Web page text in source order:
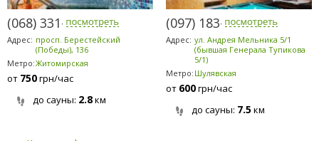
(068) 331-4141
Адрес: просп. Берестейский
(Победы), 136
Метро:Житомирская
от 750грн/час
до сауны: 2.8км
(097) 183-9184
Адрес: ул. Андрея Мельника 5/1
(бывшая Генерала Тупикова
5/1)
Метро: Шулявская
от 600грн/час
до сауны: 7.5км